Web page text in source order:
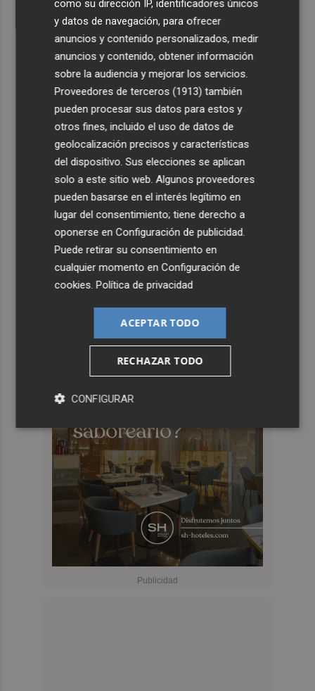
como su dirección IP, identificadores únicos
y datos de navegación, para ofrecer
anuncios y contenido personalizados, medir
anuncios y contenido, obtener información
sobre la audiencia y mejorar los servicios.
Proveedores de terceros (1913) también
pueden procesar sus datos para estos y
otros fines, incluido el uso de datos de
geolocalización precisos y características
del dispositivo. Sus elecciones se aplican
solo a este sitio web. Algunos proveedores
pueden basarse en el interés legítimo en
lugar del consentimiento; tiene derecho a
oponerse enConfiguración de publicidad
Puede retirar su consentimiento en
cualquier momento enConfiguración de
cookies .Política de privacidad
ACEPTAR TODO
RECHAZAR TODO
CONFIGURAR